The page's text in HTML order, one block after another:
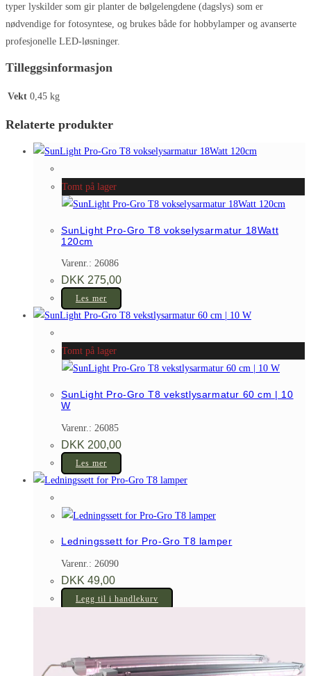
typer lyskilder som gir planter de bølgelengdene (dagslys) som er
nødvendige for fotosyntese, og brukes både for hobbylamper og avanserte
profesjonelle LED-løsninger.
Tilleggsinformasjon
Vekt 0,45 kg
Relaterte produkter
Tomt på lager
SunLight Pro-Gro T8 vokselysarmatur 18Watt
120cm
Varenr.: 26086
DKK 275,00
Les mer
Tomt på lager
SunLight Pro-Gro T8 vekstlysarmatur 60 cm | 10
W
Varenr.: 26085
DKK 200,00
Les mer
Ledningssett for Pro-Gro T8 lamper
Varenr.: 26090
DKK 49,00
Legg til i handlekurv